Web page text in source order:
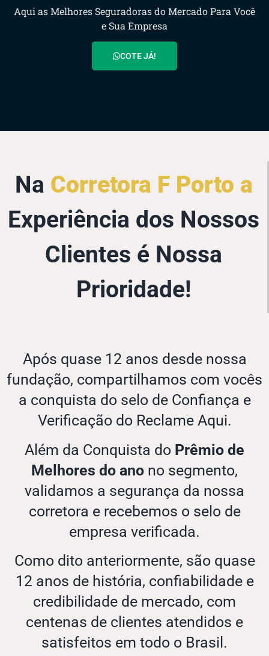
Aqui as Melhores Seguradoras do Mercado Para Você
e Sua Empresa
COTE JÁ!
Na Corretora F Porto a
Experiência dos Nossos
Clientes é Nossa
Prioridade!
Após quase 12 anos desde nossa
fundação, compartilhamos com vocês
a conquista do selo de Confiança e
Verificação do Reclame Aqui.
Além da Conquista do Prêmio de
Melhores do ano no segmento,
validamos a segurança da nossa
corretora e recebemos o selo de
empresa verificada.
Como dito anteriormente, são quase
12 anos de história, confiabilidade e
credibilidade de mercado, com
centenas de clientes atendidos e
satisfeitos em todo o Brasil.